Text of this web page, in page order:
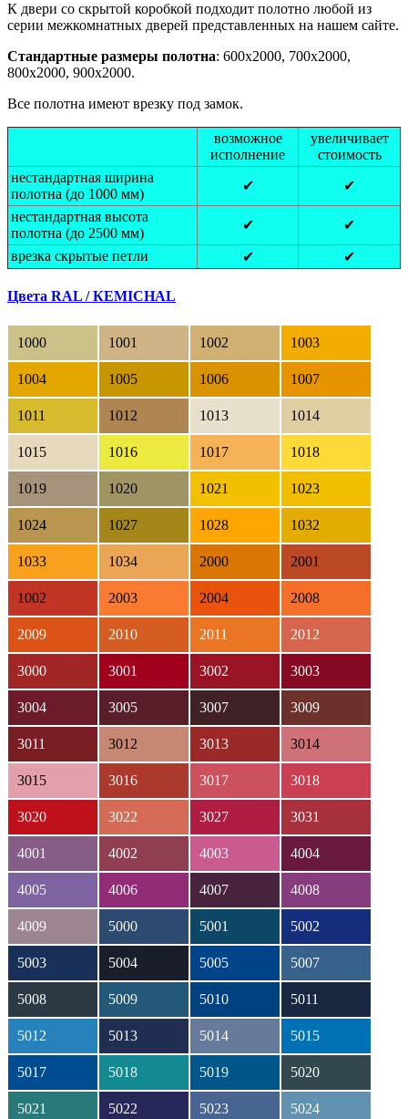
К двери со скрытой коробкой подходит полотно любой из
серии межкомнатных дверей представленных на нашем сайте.
Стандартные размеры полотна: 600x2000, 700x2000,
800x2000, 900x2000.
Все полотна имеют врезку под замок.
возможное
исполнение
увеличивает
стоимость
нестандартная ширина
полотна (до 1000 мм)
✔
✔
нестандартная высота
полотна (до 2500 мм)
✔
✔
врезка скрытые петли
✔ ✔
Цвета RAL / КEMICHAL
1000 1001 1002 1003
1004 1005 1006 1007
1011 1012 1013 1014
1015 1016 1017 1018
1019 1020 1021 1023
1024 1027 1028 1032
1033 1034 2000 2001
1002 2003 2004 2008
2009 2010 2011 2012
3000 3001 3002 3003
3004 3005 3007 3009
3011 3012 3013 3014
3015 3016 3017 3018
3020 3022 3027 3031
4001 4002 4003 4004
4005 4006 4007 4008
4009 5000 5001 5002
5003 5004 5005 5007
5008 5009 5010 5011
5012 5013 5014 5015
5017 5018 5019 5020
5021 5022 5023 5024